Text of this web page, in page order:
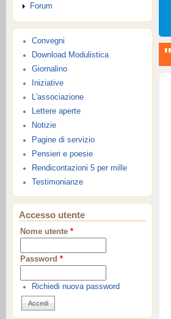
Forum
Convegni
Download Modulistica
Giornalino
Iniziative
L'associazione
Lettere aperte
Notizie
Pagine di servizio
Pensieri e poesie
Rendicontazioni 5 per mille
Testimonianze
Accesso utente
Nome utente *
Password *
Richiedi nuova password